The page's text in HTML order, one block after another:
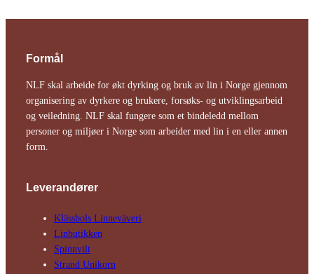
Formål
NLF skal arbeide for økt dyrking og bruk av lin i Norge gjennom
organisering av dyrkere og brukere, forsøks- og utviklingsarbeid
og veiledning. NLF skal fungere som et bindeledd mellom
personer og miljøer i Norge som arbeider med lin i en eller annen
form.
Leverandører
Klässbols Linne­väveri
Linbutikken
Spinnvilt
Strand Unikorn